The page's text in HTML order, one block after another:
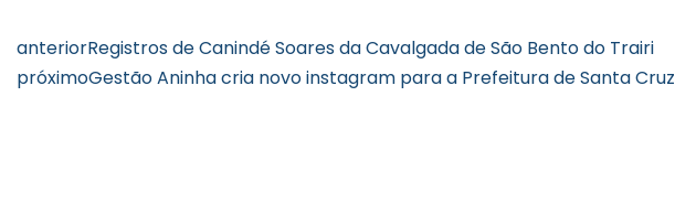
anteriorRegistros de Canindé Soares da Cavalgada de São Bento do Trairi
próximoGestão Aninha cria novo instagram para a Prefeitura de Santa Cruz